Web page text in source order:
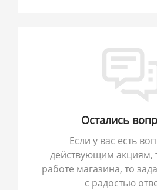
Остались
Если у вас есть
действующим акциям,
работе магазина, то
с радостью